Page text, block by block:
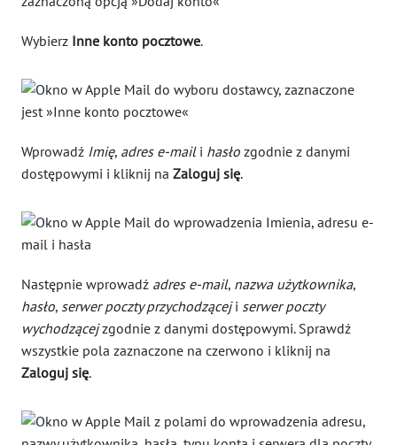
Wybierz Inne konto pocztowe.
Wprowadź Imię, adres e-maili hasło zgodnie z danymi
dostępowymi i kliknij na Zaloguj się.
Następnie wprowadź adres e-mail, nazwa użytkownika,
hasło, serwer poczty przychodząceji serwer poczty
wychodzącejzgodnie z danymi dostępowymi. Sprawdź
wszystkie pola zaznaczone na czerwono i kliknij na
Zaloguj się.